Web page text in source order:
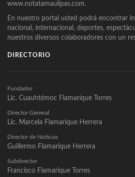
www.notatamaulipas.com.
En nuestro portal usted podrá encontrar
nacional, internacional, deportes,
nuestros diversos colaboradores con un
DIRECTORIO
Fundador
Lic. Cuauhtémoc Flamarique Torres
Director General
Lic. Marcela Flamarique Herrera
Director de Noticias
Guillermo Flamarique Herrera
Subdirector
Francisco Flamarique Torres